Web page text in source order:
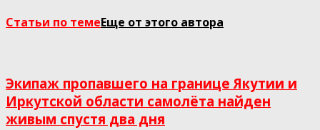
Статьи по темеЕще от этого автора
Экипаж пропавшего на границе Якутии и
Иркутской области самолёта найден
живым спустя два дня